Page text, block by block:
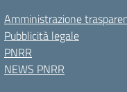
Amministrazione
Pubblicità legale
PNRR
NEWS PNRR